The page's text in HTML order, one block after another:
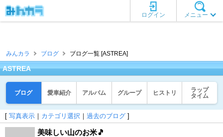
メニュー
ログイン
みんカラ ブログ ブログ一覧 [ASTREA]
ASTREA
ブログ 愛車紹介 アルバム グループ ヒストリ
ラップ
タイム
[ 写真表示 ｜ カテゴリ選択 ｜ 過去のブログ ]
美味しい山のお米🎵